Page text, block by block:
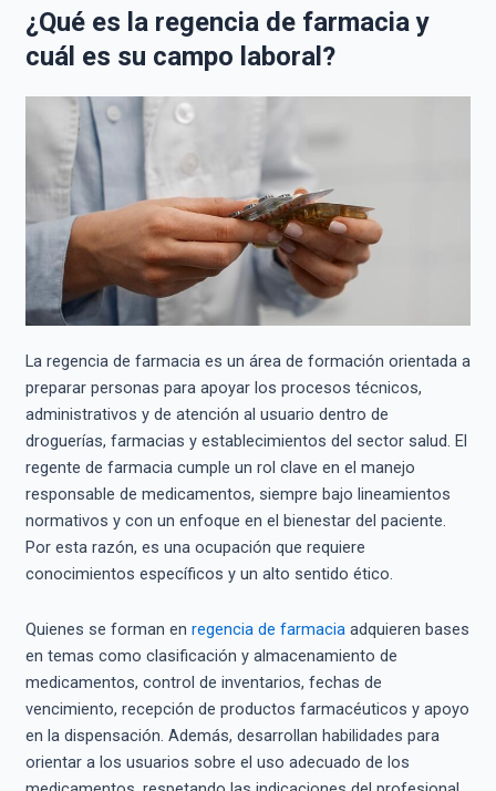
¿Qué es la regencia de farmacia y
cuál es su campo laboral?
La regencia de farmacia es un área de formación orientada a
preparar personas para apoyar los procesos técnicos,
administrativos y de atención al usuario dentro de
droguerías, farmacias y establecimientos del sector salud. El
regente de farmacia cumple un rol clave en el manejo
responsable de medicamentos, siempre bajo lineamientos
normativos y con un enfoque en el bienestar del paciente.
Por esta razón, es una ocupación que requiere
conocimientos específicos y un alto sentido ético.
Quienes se forman en regencia de farmacia adquieren bases
en temas como clasificación y almacenamiento de
medicamentos, control de inventarios, fechas de
vencimiento, recepción de productos farmacéuticos y apoyo
en la dispensación. Además, desarrollan habilidades para
orientar a los usuarios sobre el uso adecuado de los